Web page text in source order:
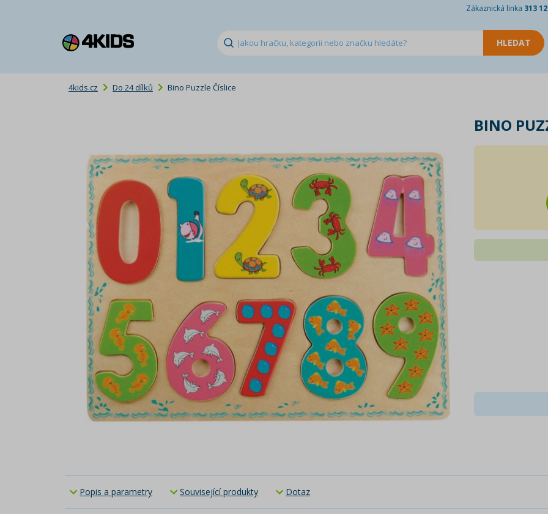
Zákaznická linka 313
4kids.cz Do 24 dílků Bino Puzzle Číslice
BINO
Popis a parametry Související produkty Dotaz